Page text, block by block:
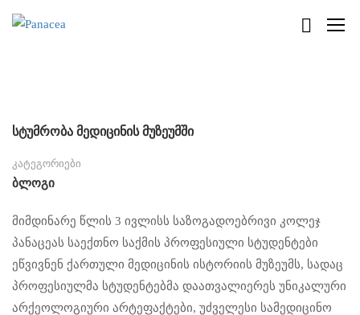
სტუმრობა მედიცინის მუზეუმში
კატეგორიები
Ბლოგი
მიმდინარე წლის 3 ივლისს საზოგადოებრივი კოლეჯ
პანაცეას საექთნო საქმის პროფესიული სტუდენტები
ეწვივნენ ქართული მედიცინის ისტორიის მუზეუმს, სადაც
პროფესიულმა სტუდენტებმა დაათვალიერეს უნიკალური
არქეოლოგიური არტეფაქტები, უძველესი სამედიცინო